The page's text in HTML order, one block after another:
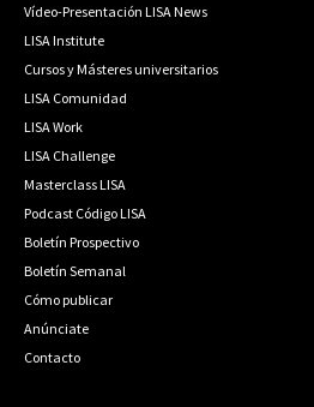
Vídeo-Presentación LISA News
LISA Institute
Cursos y Másteres universitarios
LISA Comunidad
LISA Work
LISA Challenge
Masterclass LISA
Podcast Código LISA
Boletín Prospectivo
Boletín Semanal
Cómo publicar
Anúnciate
Contacto